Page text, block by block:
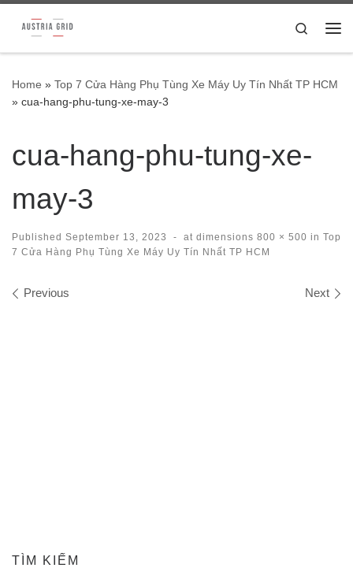
Skip to content
Search
Home » Top 7 Cửa Hàng Phụ Tùng Xe Máy Uy Tín Nhất TP HCM
» cua-hang-phu-tung-xe-may-3
cua-hang-phu-tung-xe-
may-3
Published September 13, 2023 - at dimensions 800 × 500 in Top
7 Cửa Hàng Phụ Tùng Xe Máy Uy Tín Nhất TP HCM
Images navigation
Previous Next
TÌM KIẾM